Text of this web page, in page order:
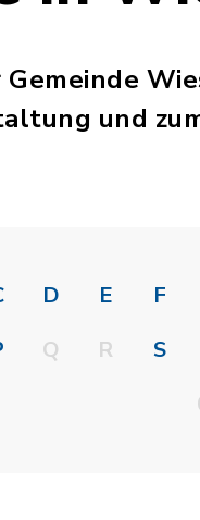
Gemeinde
und
D E F
Q R S